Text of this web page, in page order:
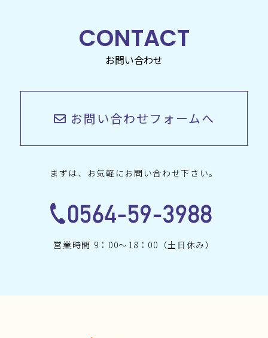
CONTACT
お問い合わせ
お問い合わせフォームへ
まずは、お気軽にお問い合わせ下さい。
営業時間 9：00〜18：00（土日休み）